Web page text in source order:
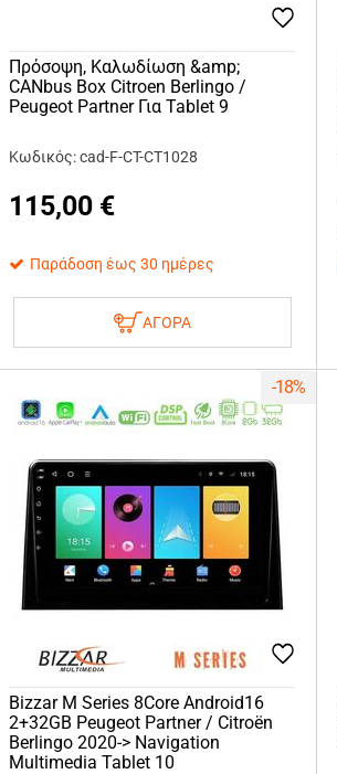
Πρόσοψη, Καλωδίωση &amp;
CANbus Box Citroen Berlingo /
Peugeot Partner Για Tablet 9
Κωδικός: cad-F-CT-CT1028
115,00 €
Παράδοση έως 30 ημέρες
ΑΓΟΡΑ
-18%
Bizzar M Series 8Core Android16
2+32GB Peugeot Partner / Citroën
Berlingo 2020-> Navigation
Multimedia Tablet 10